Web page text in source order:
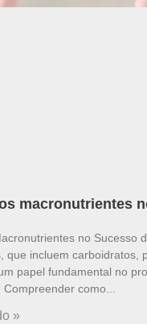
macronutrientes
no Sucesso
que incluem carboidratos,
papel fundamental no
como
»